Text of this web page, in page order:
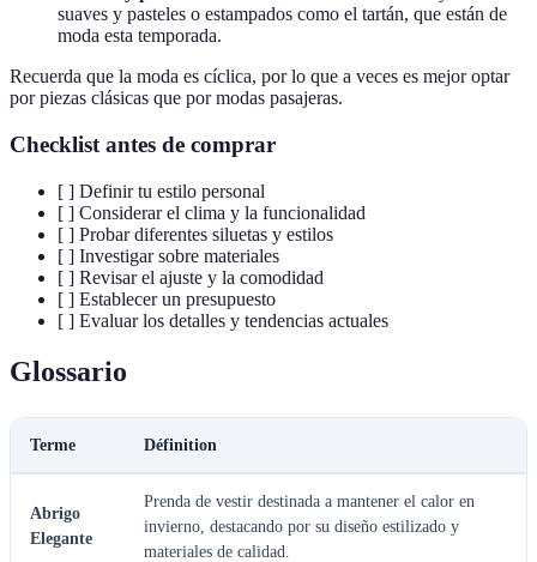
suaves y pasteles o estampados como el tartán, que están de
moda esta temporada.
Recuerda que la moda es cíclica, por lo que a veces es mejor optar
por piezas clásicas que por modas pasajeras.
Checklist antes de comprar
[ ] Definir tu estilo personal
[ ] Considerar el clima y la funcionalidad
[ ] Probar diferentes siluetas y estilos
[ ] Investigar sobre materiales
[ ] Revisar el ajuste y la comodidad
[ ] Establecer un presupuesto
[ ] Evaluar los detalles y tendencias actuales
Glossario
Terme Définition
Abrigo
Elegante
Prenda de vestir destinada a mantener el calor en
invierno, destacando por su diseño estilizado y
materiales de calidad.